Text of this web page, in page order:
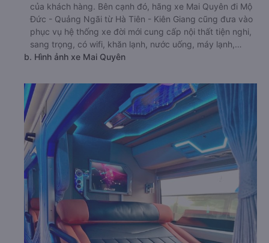
của khách hàng. Bên cạnh đó, hãng xe Mai Quyên đi Mộ
Đức - Quảng Ngãi từ Hà Tiên - Kiên Giang cũng đưa vào
phục vụ hệ thống xe đời mới cung cấp nội thất tiện nghi,
sang trọng, có wifi, khăn lạnh, nước uống, máy lạnh,…
b. Hình ảnh xe Mai Quyên